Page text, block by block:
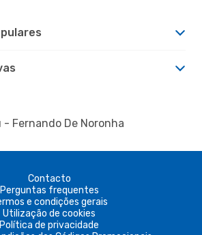
- Fernando De Noronha
Contacto
Perguntas frequentes
e condições gerais
Utilização de cookies
Política de privacidade